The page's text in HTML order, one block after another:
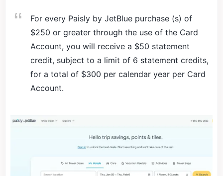
For every Paisly by JetBlue purchase (s) of
$250 or greater through the use of the Card
Account, you will receive a $50 statement
credit, subject to a limit of 6 statement credits,
for a total of $300 per calendar year per Card
Account.